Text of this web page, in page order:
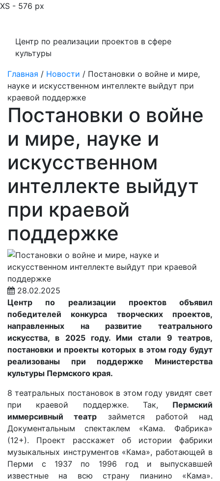
XS - 576 px
Центр по реализации проектов в сфере
культуры
Главная / Новости / Постановки о войне и мире,
науке и искусственном интеллекте выйдут при
краевой поддержке
Постановки о войне
и мире, науке и
искусственном
интеллекте выйдут
при краевой
поддержке
28.02.2025
Центр по реализации проектов объявил
победителей конкурса творческих проектов,
направленных на развитие театрального
искусства, в 2025 году. Ими стали 9 театров,
постановки и проекты которых в этом году будут
реализованы при поддержке Министерства
культуры Пермского края.
8 театральных постановок в этом году увидят свет
при краевой поддержке. Так, Пермский
иммерсивный театр займется работой над
Документальным спектаклем «Кама. Фабрика»
(12+). Проект расскажет об истории фабрики
музыкальных инструментов «Кама», работающей в
Перми с 1937 по 1996 год и выпускавшей
известные на всю страну пианино «Кама».